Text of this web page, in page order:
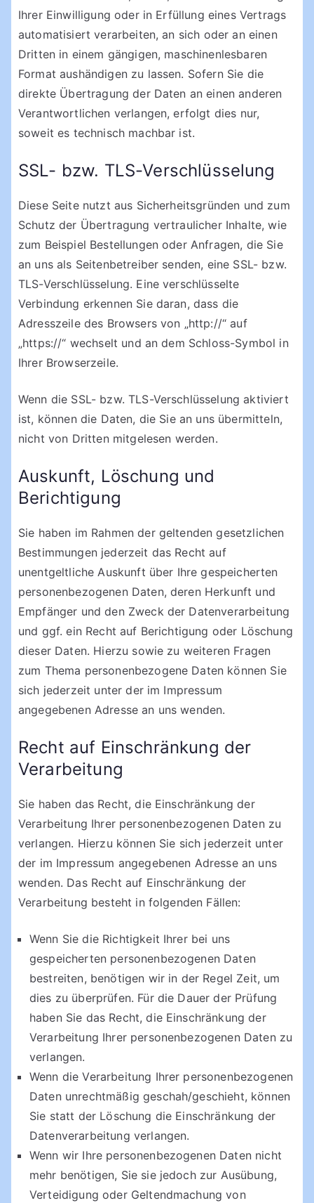
Ihrer Einwilligung oder in Erfüllung eines Vertrags
automatisiert verarbeiten, an sich oder an einen
Dritten in einem gängigen, maschinenlesbaren
Format aushändigen zu lassen. Sofern Sie die
direkte Übertragung der Daten an einen anderen
Verantwortlichen verlangen, erfolgt dies nur,
soweit es technisch machbar ist.
SSL- bzw. TLS-Verschlüsselung
Diese Seite nutzt aus Sicherheitsgründen und zum
Schutz der Übertragung vertraulicher Inhalte, wie
zum Beispiel Bestellungen oder Anfragen, die Sie
an uns als Seitenbetreiber senden, eine SSL- bzw.
TLS-Verschlüsselung. Eine verschlüsselte
Verbindung erkennen Sie daran, dass die
Adresszeile des Browsers von „http://“ auf
„https://“ wechselt und an dem Schloss-Symbol in
Ihrer Browserzeile.
Wenn die SSL- bzw. TLS-Verschlüsselung aktiviert
ist, können die Daten, die Sie an uns übermitteln,
nicht von Dritten mitgelesen werden.
Auskunft, Löschung und
Berichtigung
Sie haben im Rahmen der geltenden gesetzlichen
Bestimmungen jederzeit das Recht auf
unentgeltliche Auskunft über Ihre gespeicherten
personenbezogenen Daten, deren Herkunft und
Empfänger und den Zweck der Datenverarbeitung
und ggf. ein Recht auf Berichtigung oder Löschung
dieser Daten. Hierzu sowie zu weiteren Fragen
zum Thema personenbezogene Daten können Sie
sich jederzeit unter der im Impressum
angegebenen Adresse an uns wenden.
Recht auf Einschränkung der
Verarbeitung
Sie haben das Recht, die Einschränkung der
Verarbeitung Ihrer personenbezogenen Daten zu
verlangen. Hierzu können Sie sich jederzeit unter
der im Impressum angegebenen Adresse an uns
wenden. Das Recht auf Einschränkung der
Verarbeitung besteht in folgenden Fällen:
Wenn Sie die Richtigkeit Ihrer bei uns
gespeicherten personenbezogenen Daten
bestreiten, benötigen wir in der Regel Zeit, um
dies zu überprüfen. Für die Dauer der Prüfung
haben Sie das Recht, die Einschränkung der
Verarbeitung Ihrer personenbezogenen Daten zu
verlangen.
Wenn die Verarbeitung Ihrer personenbezogenen
Daten unrechtmäßig geschah/geschieht, können
Sie statt der Löschung die Einschränkung der
Datenverarbeitung verlangen.
Wenn wir Ihre personenbezogenen Daten nicht
mehr benötigen, Sie sie jedoch zur Ausübung,
Verteidigung oder Geltendmachung von